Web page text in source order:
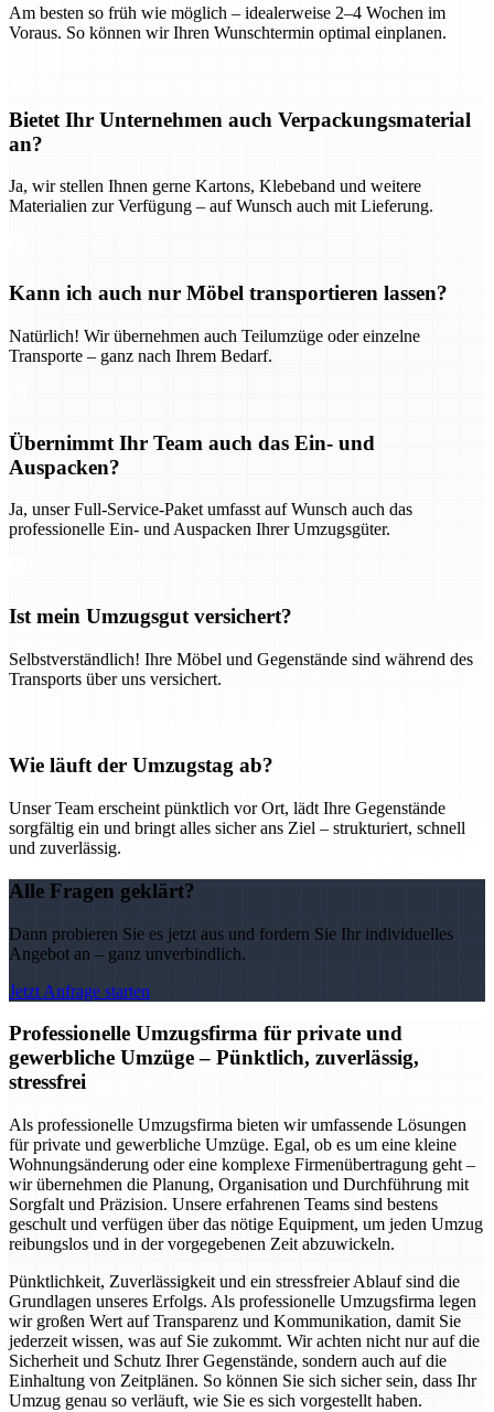
Am besten so früh wie möglich – idealerweise 2–4 Wochen im
Voraus. So können wir Ihren Wunschtermin optimal einplanen.
Bietet Ihr Unternehmen auch Verpackungsmaterial
an?
Ja, wir stellen Ihnen gerne Kartons, Klebeband und weitere
Materialien zur Verfügung – auf Wunsch auch mit Lieferung.
Kann ich auch nur Möbel transportieren lassen?
Natürlich! Wir übernehmen auch Teilumzüge oder einzelne
Transporte – ganz nach Ihrem Bedarf.
Übernimmt Ihr Team auch das Ein- und
Auspacken?
Ja, unser Full-Service-Paket umfasst auf Wunsch auch das
professionelle Ein- und Auspacken Ihrer Umzugsgüter.
Ist mein Umzugsgut versichert?
Selbstverständlich! Ihre Möbel und Gegenstände sind während des
Transports über uns versichert.
Wie läuft der Umzugstag ab?
Unser Team erscheint pünktlich vor Ort, lädt Ihre Gegenstände
sorgfältig ein und bringt alles sicher ans Ziel – strukturiert, schnell
und zuverlässig.
Alle Fragen geklärt?
Dann probieren Sie es jetzt aus und fordern Sie Ihr individuelles
Angebot an – ganz unverbindlich.
Jetzt Anfrage starten
Professionelle Umzugsfirma für private und
gewerbliche Umzüge – Pünktlich, zuverlässig,
stressfrei
Als professionelle Umzugsfirma bieten wir umfassende Lösungen
für private und gewerbliche Umzüge. Egal, ob es um eine kleine
Wohnungsänderung oder eine komplexe Firmenübertragung geht –
wir übernehmen die Planung, Organisation und Durchführung mit
Sorgfalt und Präzision. Unsere erfahrenen Teams sind bestens
geschult und verfügen über das nötige Equipment, um jeden Umzug
reibungslos und in der vorgegebenen Zeit abzuwickeln.
Pünktlichkeit, Zuverlässigkeit und ein stressfreier Ablauf sind die
Grundlagen unseres Erfolgs. Als professionelle Umzugsfirma legen
wir großen Wert auf Transparenz und Kommunikation, damit Sie
jederzeit wissen, was auf Sie zukommt. Wir achten nicht nur auf die
Sicherheit und Schutz Ihrer Gegenstände, sondern auch auf die
Einhaltung von Zeitplänen. So können Sie sich sicher sein, dass Ihr
Umzug genau so verläuft, wie Sie es sich vorgestellt haben.